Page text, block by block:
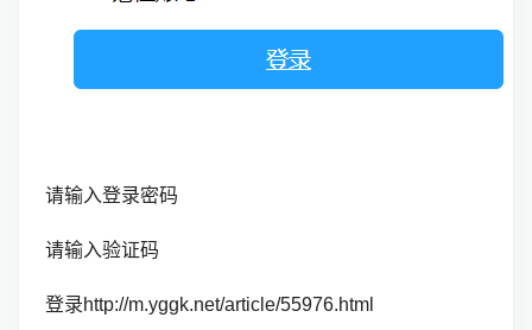
请输入登录密码
请输入验证码
登录http://m.yggk.net/article/55976.html